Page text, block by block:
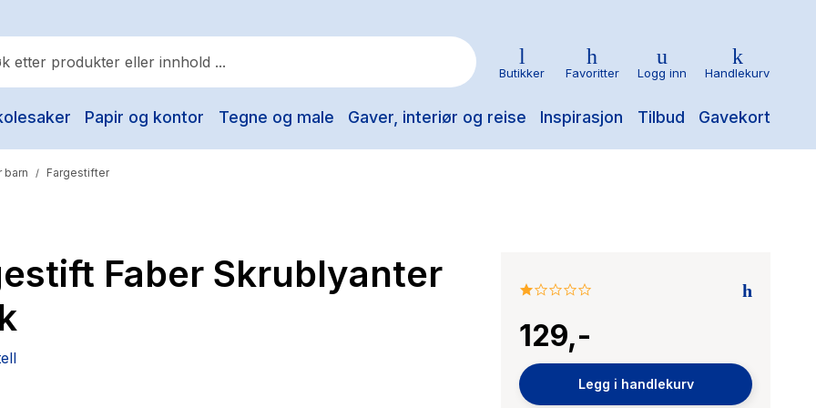
Papir og kontor Tegne og male Gaver, interiør og reise Inspirasjon Tilbud Gavekort
søk
trening
Butikker Favoritter Logg inn Handlekurv
barn / Fargestifter
Faber Skrublyanter
1.0
rating
129,-
Legg i handlekurv